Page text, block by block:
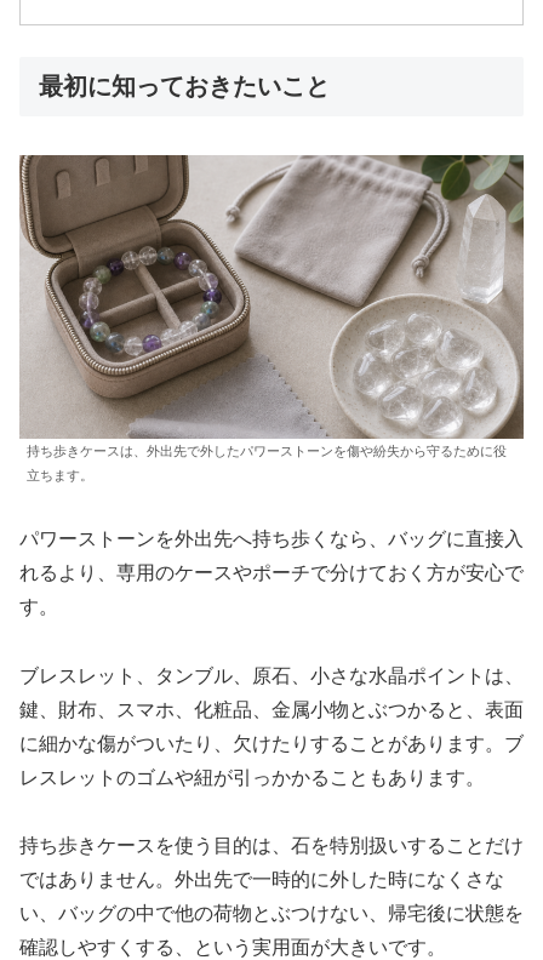
最初に知っておきたいこと
持ち歩きケースは、外出先で外したパワーストーンを傷や紛失から守るために役
立ちます。
パワーストーンを外出先へ持ち歩くなら、バッグに直接入
れるより、専用のケースやポーチで分けておく方が安心で
す。
ブレスレット、タンブル、原石、小さな水晶ポイントは、
鍵、財布、スマホ、化粧品、金属小物とぶつかると、表面
に細かな傷がついたり、欠けたりすることがあります。ブ
レスレットのゴムや紐が引っかかることもあります。
持ち歩きケースを使う目的は、石を特別扱いすることだけ
ではありません。外出先で一時的に外した時になくさな
い、バッグの中で他の荷物とぶつけない、帰宅後に状態を
確認しやすくする、という実用面が大きいです。